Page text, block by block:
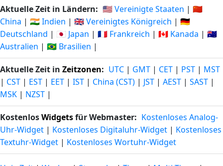
Aktuelle Zeit in Ländern: 🇺🇸 Vereinigte Staaten | 🇨🇳
China | 🇮🇳 Indien | 🇬🇧 Vereinigtes Königreich | 🇩🇪
Deutschland | 🇯🇵 Japan | 🇫🇷 Frankreich | 🇨🇦 Kanada | 🇦🇺
Australien | 🇧🇷 Brasilien |
Aktuelle Zeit in Zeitzonen: UTC | GMT | CET | PST | MST
| CST | EST | EET | IST | China (CST) | JST | AEST | SAST |
MSK | NZST |
KostenlosWidgetsfür Webmaster: Kostenloses Analog-
Uhr-Widget | Kostenloses Digitaluhr-Widget | Kostenloses
Textuhr-Widget | Kostenloses Wortuhr-Widget